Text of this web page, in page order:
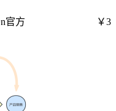
官方
￥3